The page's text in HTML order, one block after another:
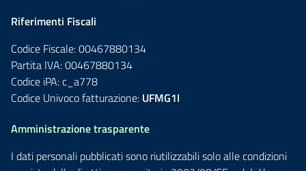
Riferimenti Fiscali
Codice Fiscale: 00467880134
Partita IVA: 00467880134
Codice iPA: c_a778
Codice Univoco fatturazione: UFMG1I
Amministrazione trasparente
I dati personali pubblicati sono riutilizzabili solo alle condizioni